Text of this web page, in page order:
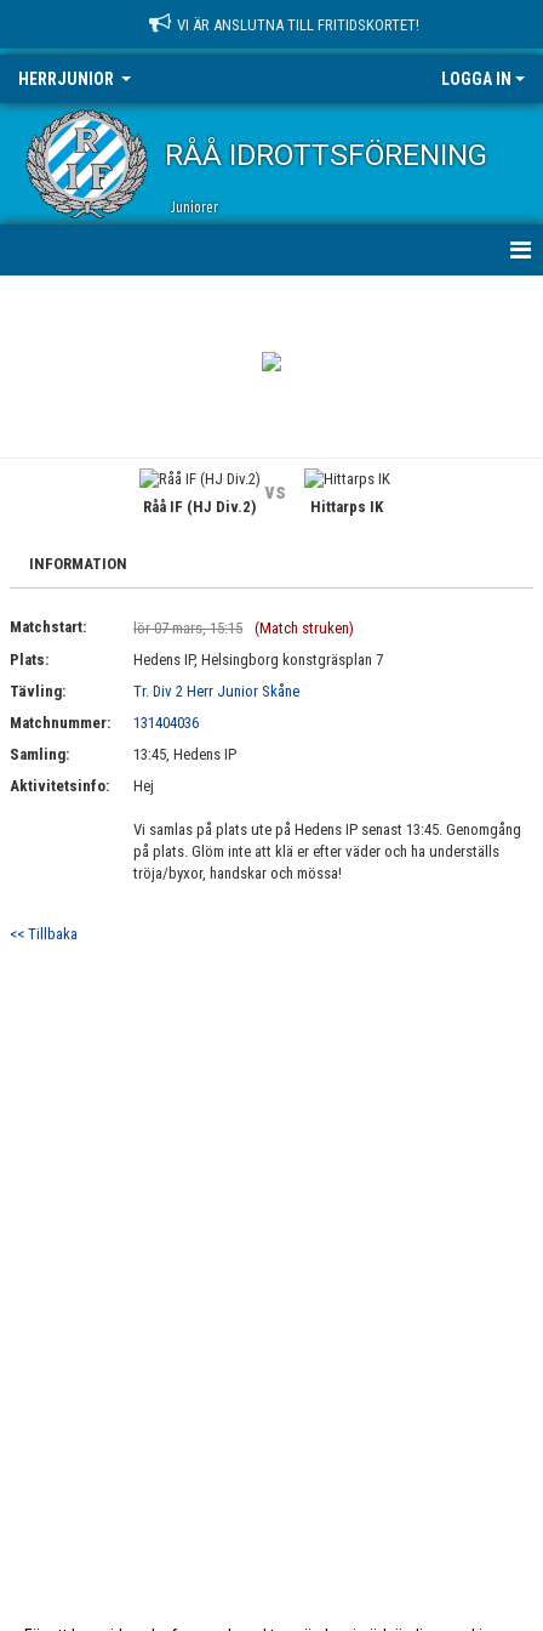
VI ÄR ANSLUTNA TILL FRITIDSKORTET!
HERRJUNIOR LOGGA IN
RÅÅ IDROTTSFÖRENING
Juniorer
BILDGALLERI
KONTAKT
Råå IF (HJ Div.2)
vs
Hittarps IK
INFORMATION
Matchstart: lör 07 mars, 15:15
(Match struken)
Plats:
Hedens IP, Helsingborg konstgräsplan 7
Tävling:
Tr. Div 2 Herr Junior Skåne
Matchnummer:
131404036
Samling:
13:45, Hedens IP
Aktivitetsinfo:
Hej
Vi samlas på plats ute på Hedens IP senast 13:45. Genomgång
på plats. Glöm inte att klä er efter väder och ha underställs
tröja/byxor, handskar och mössa!
<< Tillbaka